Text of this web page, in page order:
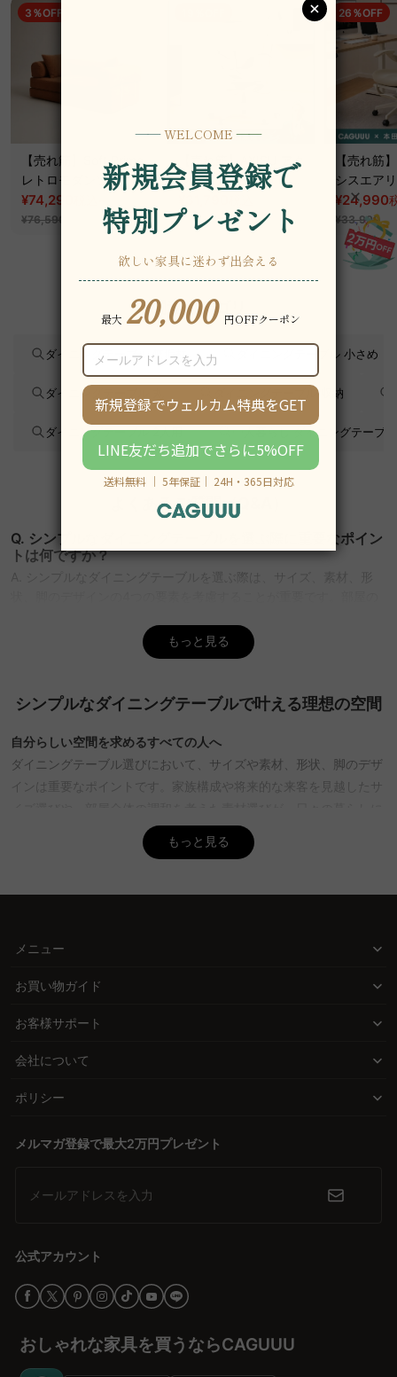
3％OFF
【売れ筋】Soft Prime
レトロモダンソファベ
ッド｜20色以上から選
べるコーデュロイ
2WAY【色カスタマイ
¥74,290
¥76,590
【売れ筋】AXISU アク
シスコアライトオフィ
26％OFF
【売れ筋
シスエア
フィスチ
¥24,990
¥33,990
関連カテゴリ
ダイニングテーブル 無垢材 ダイニングテーブル 小さめ
ダイニングテーブル 丸 ダイニングテーブル 収納
ダイニングテーブル 2人用 一人暮らし ダイニングテーブル
よくあるご質問（Q&A）
Q. シンプルなダイニングテーブルを選ぶ際に重要なポイン
トは何ですか？
A. シンプルなダイニングテーブルを選ぶ際は、サイズ、素材、形
ぶことで、快適なダイニング空間を実現できます。CAGUUUでは、
豊富なデザインと素材の選択肢を提供しているため、理想のテーブ
Q. ダイニングテーブルの素材選びで注意すべき点は何です
A. 素材選びは、テーブルの耐久性や空間の雰囲気に大きく影響しま
す。無垢材は自然で高級感があり、風合いが増す一方で、メンテナ
ンスが必要です。メラミンは耐久性が高く、傷や汚れに強いです
す。CAGUUUでは、品質保証付きの高品質素材を取り揃えており、
安心して選ぶことができます。
A. テーブルの形状は、空間の利用効率や印象を左右します。長方形
り、1本脚はモダンでミニマルな印象を与えます。CAGUUUでは、
サービス「MyCoordi」で最適な選択をサポートします。
Q. ダイニングテーブルとチェアの相性をどう考えればよい
A. テーブルとチェアの相性は、空間の統一感と使い心地に影響しま
れたシンプルな空間を作ることができます。CAGUUUでは、バーチ
認できるため、理想のダイニングセットを簡単に選ぶことができま
もっと見る
シンプルなダイニングテーブルで叶える理想の空間
自分らしい空間を求めるすべての人へ
ダイニングテーブル選びにおいて、サイズや素材、形状、脚のデザ
インは重要なポイントです。家族構成や将来的な来客を見越したサ
心地よさをもたらします。シンプルなデザインだからこそ、細部に
までこだわりを持って選ぶことで、自分らしい空間を創り上げるこ
北欧モダンやヴィンテージ、ナチュラルなど、好みに応じた選択が
できます。無垢材の温かみや、セラミックの耐久性を兼ね備えたテ
空間を演出します。これにより、家具選びの自由と楽しさを提供し
高品質な素材を用い、中間業者を省いた直接ECモデルを採用するこ
高評価レビューがその信頼性を証明し、安心して選び続けられるブ
ルームを活用し、理想のダイニング空間を具体的にイメージするこ
テーブルを見つけ、ワクワクする家づくりを始めてみませんか？
もっと見る
メニュー
お買い物ガイド
お客様サポート
会社について
ポリシー
メルマガ登録で最大2万円プレゼント
メールアドレスを入力
公式アカウント
おしゃれな家具を買うならCAGUUU